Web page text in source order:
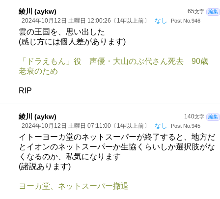
65文字 編集
綾川 (aykw)
2024年10月12日 土曜日 12:00:26〔1年以上前〕 なし Post No.946
雲の王国を、思い出した
(感じ方には個人差があります)
「ドラえもん」役 声優・大山のぶ代さん死去 90歳
老衰のため
RIP
140文字 編集
綾川 (aykw)
2024年10月12日 土曜日 07:11:00〔1年以上前〕 なし Post No.945
イトーヨーカ堂のネットスーパーが終了すると、地方だ
とイオンのネットスーパーか生協くらいしか選択肢がな
くなるのか、私気になります
(諸説あります)
ヨーカ堂、ネットスーパー撤退